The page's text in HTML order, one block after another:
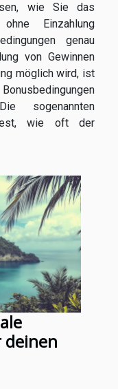
wie Sie das
Einzahlung
genau
von Gewinnen
möglich wird, ist
sogenannten
fest, wie oft der
deinen